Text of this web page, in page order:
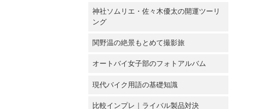
神社ソムリエ・佐々木優太の開運ツーリ
ング
関野温の絶景もとめて撮影旅
オートバイ女子部のフォトアルバム
現代バイク用語の基礎知識
比較インプレ｜ライバル製品対決